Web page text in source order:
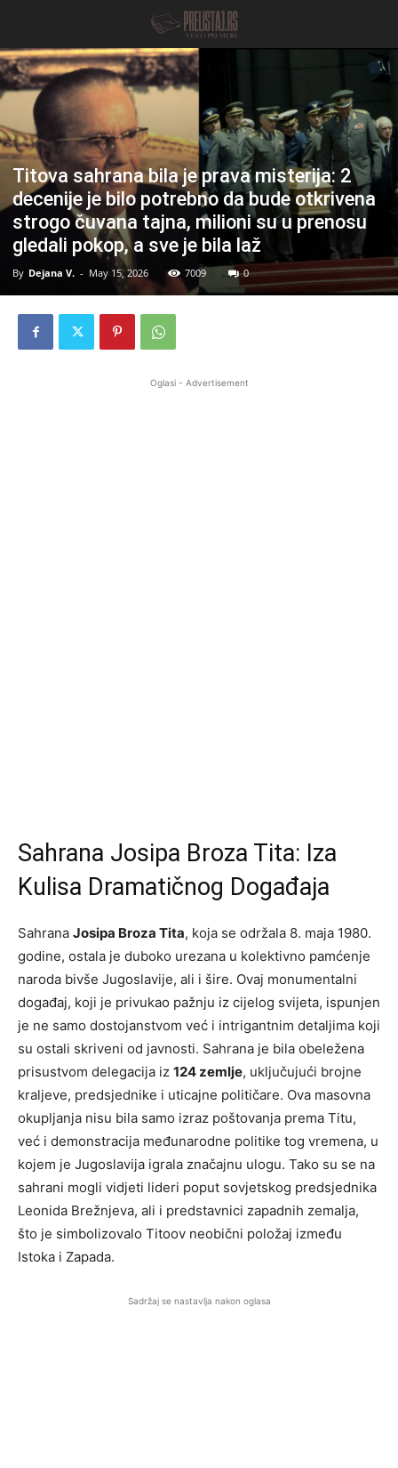
Titova sahrana bila je prava misterija: 2
decenije je bilo potrebno da bude otkrivena
strogo čuvana tajna, milioni su u prenosu
gledali pokop, a sve je bila laž
By Dejana V. - May 15, 2026 7009 0
Oglasi - Advertisement
Sahrana Josipa Broza Tita: Iza
Kulisa Dramatičnog Događaja
Sahrana Josipa Broza Tita, koja se održala 8. maja 1980.
godine, ostala je duboko urezana u kolektivno pamćenje
naroda bivše Jugoslavije, ali i šire. Ovaj monumentalni
događaj, koji je privukao pažnju iz cijelog svijeta, ispunjen
je ne samo dostojanstvom već i intrigantnim detaljima koji
su ostali skriveni od javnosti. Sahrana je bila obeležena
prisustvom delegacija iz 124 zemlje, uključujući brojne
kraljeve, predsjednike i uticajne političare. Ova masovna
okupljanja nisu bila samo izraz poštovanja prema Titu,
već i demonstracija međunarodne politike tog vremena, u
kojem je Jugoslavija igrala značajnu ulogu. Tako su se na
sahrani mogli vidjeti lideri poput sovjetskog predsjednika
Leonida Brežnjeva, ali i predstavnici zapadnih zemalja,
što je simbolizovalo Titoov neobični položaj između
Istoka i Zapada.
Sadržaj se nastavlja nakon oglasa